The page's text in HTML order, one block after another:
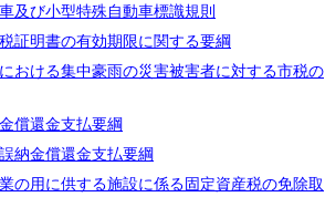
及び小型特殊自動車標識規則
証明書の有効期限に関する要綱
おける集中豪雨の災害被害者に対する市税の
償還金支払要綱
納金償還金支払要綱
の用に供する施設に係る固定資産税の免除取